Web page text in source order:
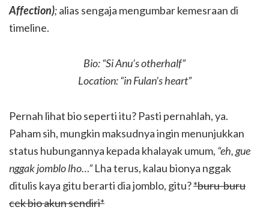
Affection);alias sengaja mengumbar kemesraan di
timeline.
Bio: “Si Anu’s otherhalf”
Location: “in Fulan’s heart”
Pernah lihat bio seperti itu? Pasti pernahlah, ya.
Paham sih, mungkin maksudnya ingin menunjukkan
status hubungannya kepada khalayak umum, “eh, gue
nggak jomblo lho…”Lha terus, kalau bionya nggak
ditulis kaya gitu berarti dia jomblo, gitu?*buru-buru
cek bio akun sendiri*